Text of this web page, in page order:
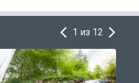
1 из 12